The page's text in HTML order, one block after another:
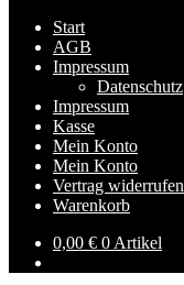
Start
AGB
Impressum
Datenschutz
Impressum
Kasse
Mein Konto
Mein Konto
Vertrag widerrufen
Warenkorb
0,00 € 0 Artikel